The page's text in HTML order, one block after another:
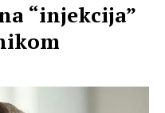
“injekcija”